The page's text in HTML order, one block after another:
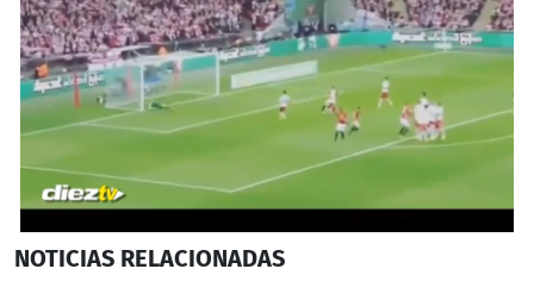
seconds
Próximo
NOTICIAS RELACIONADAS